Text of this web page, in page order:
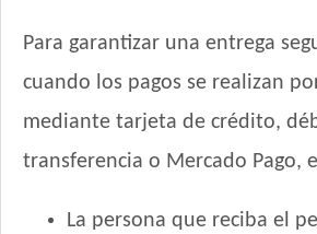
Para garantizar una entrega
cuando los pagos se realizan
mediante tarjeta de crédito,
transferencia o Mercado Pago,
La persona que reciba el